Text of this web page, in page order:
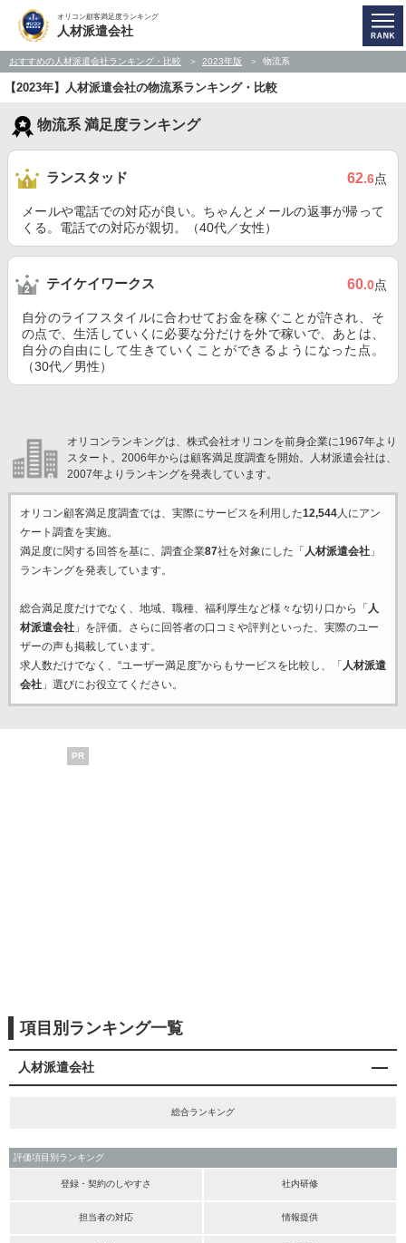
オリコン顧客満足度ランキング
人材派遣会社
おすすめの人材派遣会社ランキング・比較 2023年版 物流系
【2023年】人材派遣会社の物流系ランキング・比較
物流系 満足度ランキング
ランスタッド 62.6点
メールや電話での対応が良い。ちゃんとメールの返事が帰って
くる。電話での対応が親切。（40代／女性）
テイケイワークス 60.0点
自分のライフスタイルに合わせてお金を稼ぐことが許され、そ
の点で、生活していくに必要な分だけを外で稼いで、あとは、
自分の自由にして生きていくことができるようになった点。
（30代／男性）
オリコンランキングは、株式会社オリコンを前身企業に1967年より
スタート。2006年からは顧客満足度調査を開始。人材派遣会社は、
2007年よりランキングを発表しています。
オリコン顧客満足度調査では、実際にサービスを利用した12,544人にアン
ケート調査を実施。
満足度に関する回答を基に、調査企業87社を対象にした「 人材派遣会社」
ランキングを発表しています。
総合満足度だけでなく、地域、職種、福利厚生など様々な切り口から「 人
材派遣会社」を評価。さらに回答者の口コミや評判といった、実際のユー
ザーの声も掲載しています。
求人数だけでなく、“ユーザー満足度”からもサービスを比較し、「 人材派遣
会社」選びにお役立てください。
PR
項目別ランキング一覧
人材派遣会社
総合ランキング
評価項目別ランキング
登録・契約のしやすさ 社内研修
担当者の対応 情報提供